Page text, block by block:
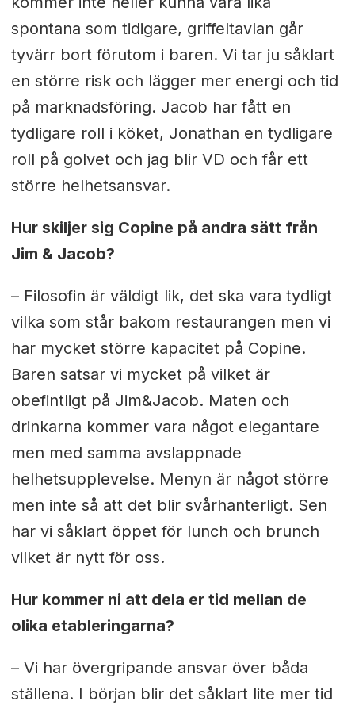
spontana som tidigare, griffeltavlan går
tyvärr bort förutom i baren. Vi tar ju såklart
en större risk och lägger mer energi och tid
på marknadsföring. Jacob har fått en
tydligare roll i köket, Jonathan en tydligare
roll på golvet och jag blir VD och får ett
större helhetsansvar.
Hur skiljer sig Copine på andra sätt från
Jim & Jacob?
– Filosofin är väldigt lik, det ska vara tydligt
vilka som står bakom restaurangen men vi
har mycket större kapacitet på Copine.
Baren satsar vi mycket på vilket är
obefintligt på Jim&Jacob. Maten och
drinkarna kommer vara något elegantare
men med samma avslappnade
helhetsupplevelse. Menyn är något större
men inte så att det blir svårhanterligt. Sen
har vi såklart öppet för lunch och brunch
vilket är nytt för oss.
Hur kommer ni att dela er tid mellan de
olika etableringarna?
– Vi har övergripande ansvar över båda
ställena. I början blir det såklart lite mer tid